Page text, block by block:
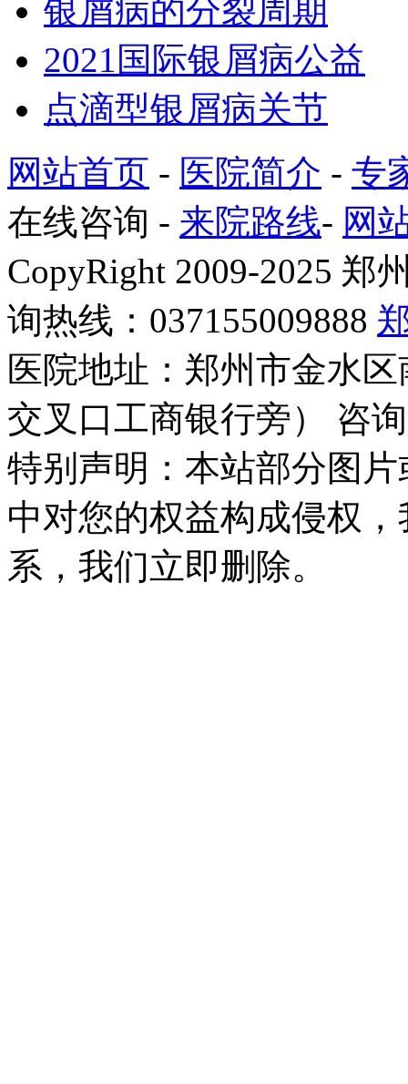
银屑病的分裂周期
2021国际银屑病公益
点滴型银屑病关节
网站首页 - 医院简介 - 专
在线咨询 - 来院路线- 网
CopyRight 2009-2025 郑
询热线：037155009888
医院地址：郑州市金水
交叉口工商银行旁） 咨
特别声明：本站部分图
中对您的权益构成侵权
系，我们立即删除。